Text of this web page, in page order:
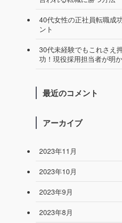
40代女性の正社員転職成
ント
30代未経験でもこれさえ
功！現役採用担当者が明
最近のコメント
アーカイブ
2023年11月
2023年10月
2023年9月
2023年8月